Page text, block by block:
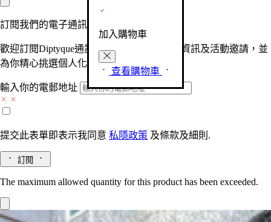
加入購物車
查看購物車
訂閱我們的電子通訊
歡迎訂閱Diptyque通訊，接收品牌最新產品資訊及活動邀請，並
為你精心挑選個人化的驚喜及禮物。
輸入你的電郵地址
提交此表單即表示我同意 私隱政策 及條款及細則.
訂閱
The maximum allowed quantity for this product has been exceeded.